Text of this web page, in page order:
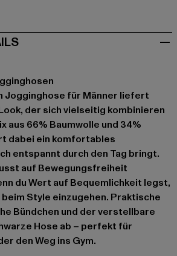
Jogginghose für Männer liefert
der sich vielseitig kombinieren
aus 66% Baumwolle und 34%
dabei ein komfortables
entspannt durch den Tag bringt.
auf Bewegungsfreiheit
du Wert auf Bequemlichkeit legst,
Style einzugehen. Praktische
Bündchen und der verstellbare
Hose ab – perfekt für
den Weg ins Gym.